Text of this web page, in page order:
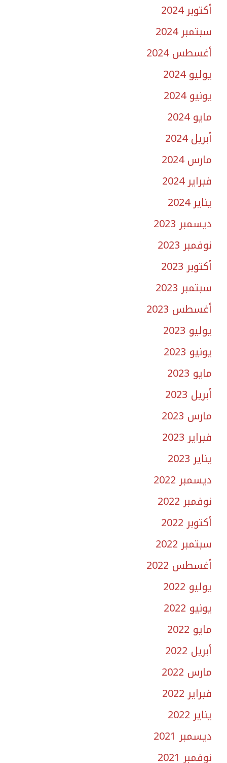
أكتوبر 2024
سبتمبر 2024
أغسطس 2024
يوليو 2024
يونيو 2024
مايو 2024
أبريل 2024
مارس 2024
فبراير 2024
يناير 2024
ديسمبر 2023
نوفمبر 2023
أكتوبر 2023
سبتمبر 2023
أغسطس 2023
يوليو 2023
يونيو 2023
مايو 2023
أبريل 2023
مارس 2023
فبراير 2023
يناير 2023
ديسمبر 2022
نوفمبر 2022
أكتوبر 2022
سبتمبر 2022
أغسطس 2022
يوليو 2022
يونيو 2022
مايو 2022
أبريل 2022
مارس 2022
فبراير 2022
يناير 2022
ديسمبر 2021
نوفمبر 2021